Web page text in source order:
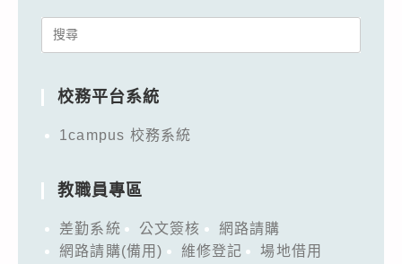
Search
校務平台系統
1campus 校務系統
教職員專區
差勤系統 公文簽核
網路請購
網路請購(備用)
維修登記
場地借用